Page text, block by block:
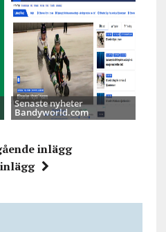
Senaste nyheter
Bandyworld.com
inlägg